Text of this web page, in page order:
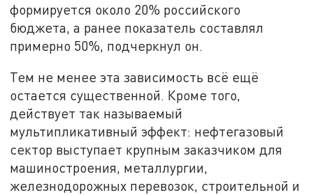
формируется около 20% российского
бюджета, а ранее показатель составлял
примерно 50%, подчеркнул он.
Тем не менее эта зависимость всё ещё
остается существенной. Кроме того,
действует так называемый
мультипликативный эффект: нефтегазовый
сектор выступает крупным заказчиком для
машиностроения, металлургии,
железнодорожных перевозок, строительной и